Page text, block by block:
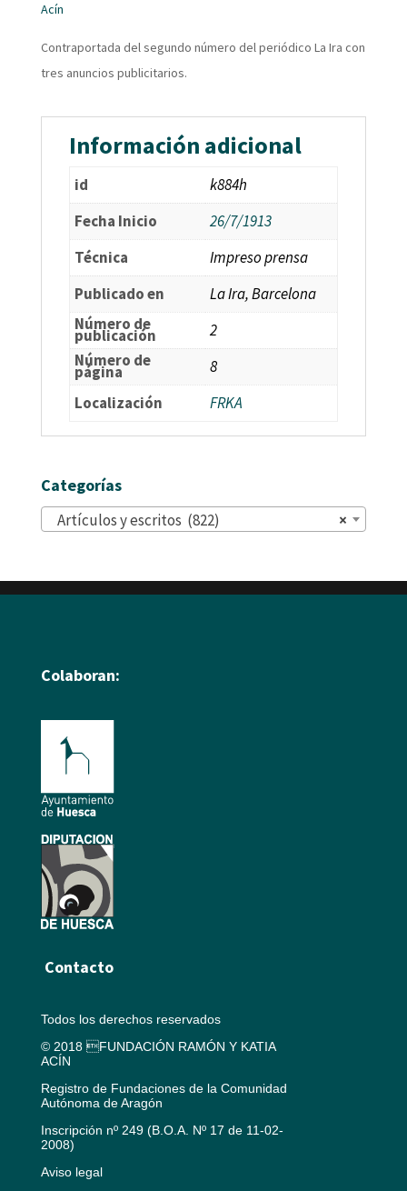
Acín
Contraportada del segundo número del periódico La Ira con
tres anuncios publicitarios.
Información adicional
id
k884h
Fecha Inicio
26/7/1913
Técnica
Impreso prensa
Publicado en
La Ira, Barcelona
Número de
publicación
2
Número de
página
8
Localización
FRKA
Categorías
×
Artículos y escritos (822)
Colaboran:
Contacto
Todos los derechos reservados
© 2018 FUNDACIÓN RAMÓN Y KATIA
ACÍN
Registro de Fundaciones de la Comunidad
Autónoma de Aragón
Inscripción nº 249 (B.O.A. Nº 17 de 11-02-
2008)
Aviso legal